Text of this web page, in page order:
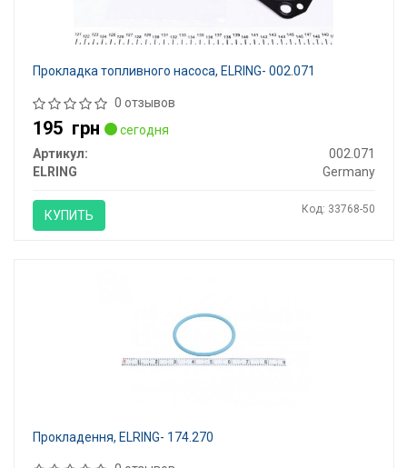
Прокладка топливного насоса, ELRING- 002.071
0 отзывов
195 грн
сегодня
Артикул:
002.071
ELRING
Germany
КУПИТЬ Код: 33768-50
Прокладення, ELRING- 174.270